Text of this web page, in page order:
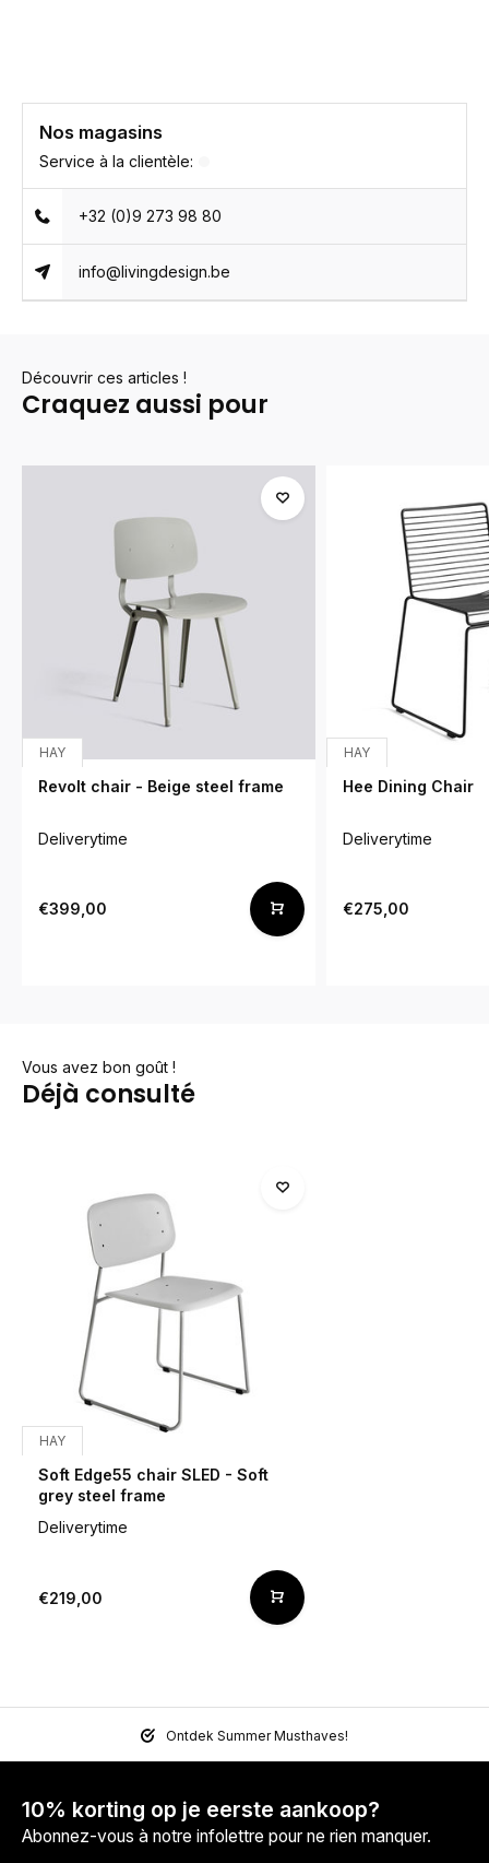
Nos magasins
Service à la clientèle:
+32 (0)9 273 98 80
info@livingdesign.be
Découvrir ces articles !
Craquez aussi pour
HAY
Revolt chair - Beige steel frame
Deliverytime
€399,00
HAY
Hee Dining Chair
Deliverytime
€275,00
Vous avez bon goût !
Déjà consulté
HAY
Soft Edge55 chair SLED - Soft
grey steel frame
Deliverytime
€219,00
Ontdek Summer Musthaves!
10% korting op je eerste aankoop?
Abonnez-vous à notre infolettre pour ne rien manquer.